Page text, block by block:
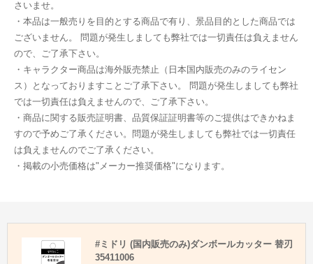
さいませ。
・本品は一般売りを目的とする商品で有り、景品目的とした商品では
ございません。 問題が発生しましても弊社では一切責任は負えません
ので、ご了承下さい。
・キャラクター商品は海外販売禁止（日本国内販売のみのライセン
ス）となっておりますことご了承下さい。 問題が発生しましても弊社
では一切責任は負えませんので、ご了承下さい。
・商品に関する販売証明書、品質保証証明書等のご提供はできかねま
すので予めご了承ください。問題が発生しましても弊社では一切責任
は負えませんのでご了承ください。
・掲載の小売価格は"メーカー推奨価格"になります。
#ミドリ (国内販売のみ)ダンボールカッター 替刃
35411006